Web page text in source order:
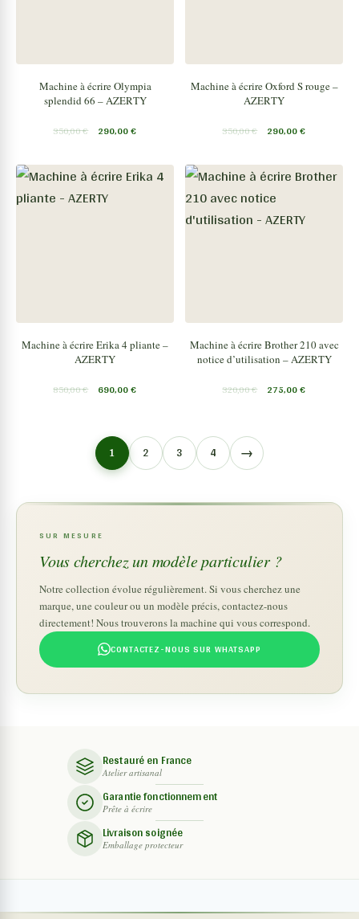
Machine à écrire Olympia
splendid 66 – AZERTY
350,00€ 290,00€
Machine à écrire Oxford S rouge –
AZERTY
350,00€ 290,00€
Machine à écrire Erika 4 pliante –
AZERTY
850,00€ 690,00€
Machine à écrire Brother 210 avec
notice d’utilisation – AZERTY
320,00€ 275,00€
1 2 3 4 →
SUR MESURE
Vous cherchez un modèle particulier ?
Notre collection évolue régulièrement. Si vous cherchez une
marque, une couleur ou un modèle précis, contactez-nous
directement! Nous trouverons la machine qui vous correspond.
CONTACTEZ-NOUS SUR WHATSAPP
Restauré en France
Atelier artisanal
Garantie fonctionnement
Prête à écrire
Livraison soignée
Emballage protecteur